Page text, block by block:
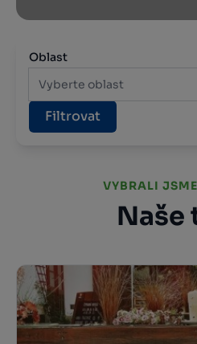
Oblast
Vyberte oblast
Filtrovat
VYBRALI
Naše